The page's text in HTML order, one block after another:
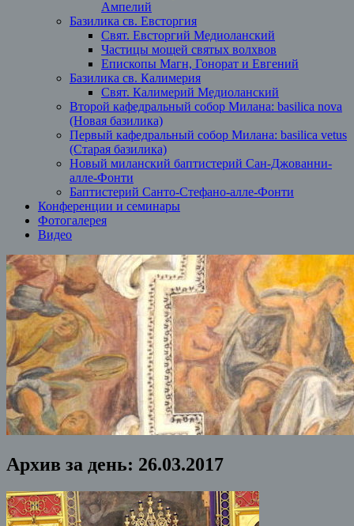
Ампелий
Базилика св. Евсторгия
Свят. Евсторгий Медиоланский
Частицы мощей святых волхвов
Епископы Магн, Гонорат и Евгений
Базилика св. Калимерия
Свят. Калимерий Медиоланский
Второй кафедральный собор Милана: basilica nova
(Новая базилика)
Первый кафедральный собор Милана: basilica vetus
(Старая базилика)
Новый миланский баптистерий Сан-Джованни-
алле-Фонти
Баптистерий Санто-Стефано-алле-Фонти
Конференции и семинары
Фотогалерея
Видео
Архив за день: 26.03.2017